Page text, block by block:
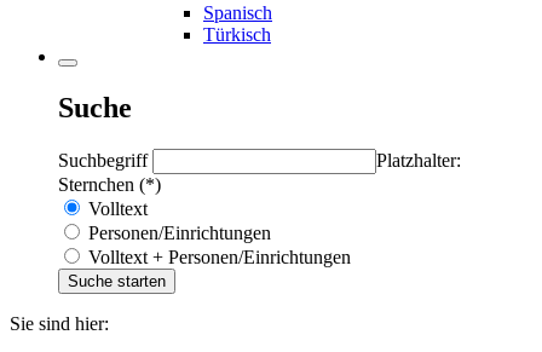
Spanisch
Türkisch
Suche
Suchbegriff
Platzhalter:
Sternchen (*)
Volltext
Personen/Einrichtungen
Volltext + Personen/Einrichtungen
Sie sind hier: